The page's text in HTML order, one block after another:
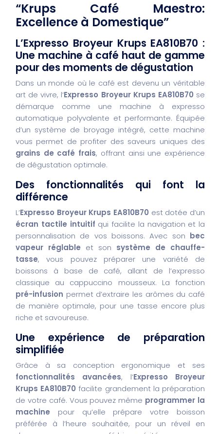
“Krups Café Maestro:
Excellence à Domestique”
L’Expresso Broyeur Krups EA810B70 :
Une machine à café haut de gamme
pour des moments de dégustation
Dans un monde où le café est devenu un véritable
art de vivre, l’Expresso Broyeur Krups EA810B70 se
démarque comme une machine à expresso
automatique polyvalente et performante. Équipée
d’un système de broyage intégré, cette machine
vous permet de profiter des saveurs uniques des
grains de café frais, offrant ainsi une expérience
de dégustation optimale.
Des fonctionnalités qui font la
différence
L’Expresso Broyeur Krups EA810B70 est dotée d’un
écran tactile intuitif qui facilite la navigation et la
personnalisation de vos boissons. Avec son bec
vapeur réglable et son système de chauffe-
tasse, vous pouvez préparer une variété de
boissons à base de café, allant de l’expresso
classique au cappuccino mousseux. La fonction
pré-infusion permet d’extraire les arômes du café
de manière optimale, pour une tasse encore plus
riche et savoureuse.
Une expérience de préparation
simplifiée
Grâce à sa conception ergonomique et ses
fonctionnalités avancées, l’Expresso Broyeur
Krups EA810B70 facilite grandement la préparation
de votre café. Vous pouvez même programmer la
machine pour qu’elle prépare votre boisson
préférée à l’heure souhaitée, pour un réveil en